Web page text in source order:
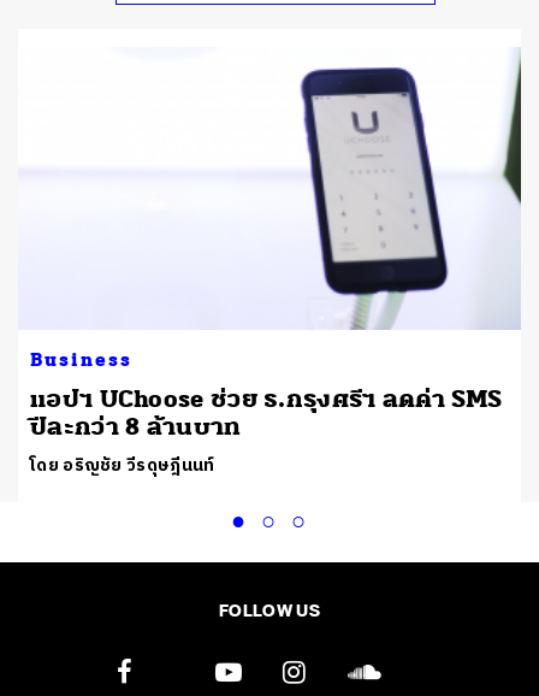
Business
แอปฯ UChoose ช่วย ธ.กรุงศรีฯ ลดค่า SMS
ปีละกว่า 8 ล้านบาท
โดย อริญชัย วีรดุษฎีนนท์
FOLLOW US